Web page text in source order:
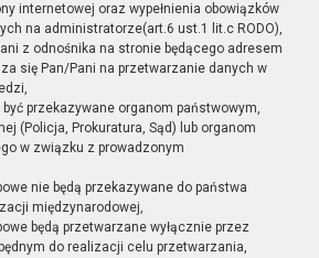
internetowej oraz wypełnienia obowiązków
na administratorze(art.6 ust.1 lit.c RODO),
z odnośnika na stronie będącego adresem
się Pan/Pani na przetwarzanie danych w
przekazywane organom państwowym,
(Policja, Prokuratura, Sąd) lub organom
w związku z prowadzonym
nie będą przekazywane do państwa
międzynarodowej,
będą przetwarzane wyłącznie przez
do realizacji celu przetwarzania,